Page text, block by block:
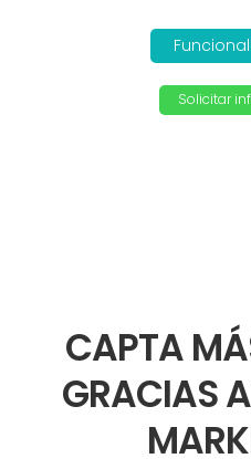
Solicitar
CAPTA
GRACIAS